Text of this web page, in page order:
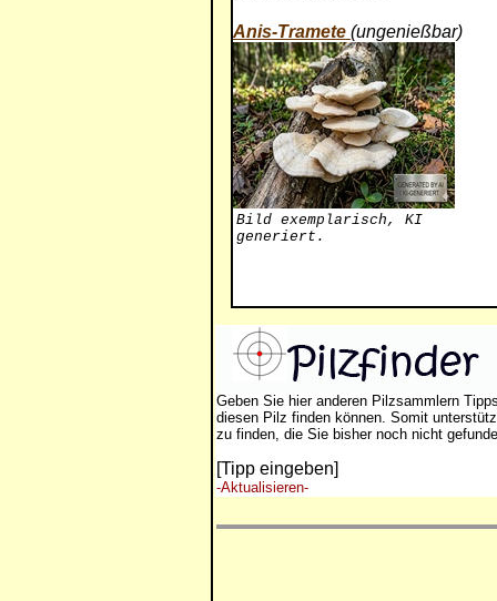
Anis-Tramete (ungenießbar)
Bild exemplarisch, KI
generiert.
Geben Sie hier anderen Pilzsammlern
diesen Pilz finden können. Somit
zu finden, die Sie bisher noch nicht
[Tipp eingeben]
-Aktualisieren-